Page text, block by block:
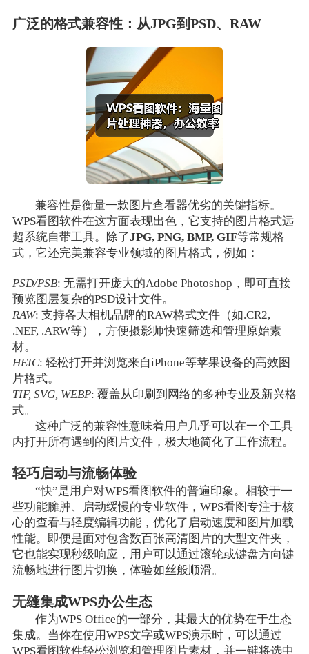
广泛的格式兼容性：从JPG到PSD、RAW
兼容性是衡量一款图片查看器优劣的关键指标。
WPS看图软件在这方面表现出色，它支持的图片格式远
超系统自带工具。除了JPG, PNG, BMP, GIF等常规格
式，它还完美兼容专业领域的图片格式，例如：
PSD/PSB: 无需打开庞大的Adobe Photoshop，即可直接
预览图层复杂的PSD设计文件。
RAW: 支持各大相机品牌的RAW格式文件（如.CR2,
.NEF, .ARW等），方便摄影师快速筛选和管理原始素
材。
HEIC: 轻松打开并浏览来自iPhone等苹果设备的高效图
片格式。
TIF, SVG, WEBP: 覆盖从印刷到网络的多种专业及新兴格
式。
这种广泛的兼容性意味着用户几乎可以在一个工具
内打开所有遇到的图片文件，极大地简化了工作流程。
轻巧启动与流畅体验
“快”是用户对WPS看图软件的普遍印象。相较于一
些功能臃肿、启动缓慢的专业软件，WPS看图专注于核
心的查看与轻度编辑功能，优化了启动速度和图片加载
性能。即便是面对包含数百张高清图片的大型文件夹，
它也能实现秒级响应，用户可以通过滚轮或键盘方向键
流畅地进行图片切换，体验如丝般顺滑。
无缝集成WPS办公生态
作为WPS Office的一部分，其最大的优势在于生态
集成。当你在使用WPS文字或WPS演示时，可以通过
WPS看图软件轻松浏览和管理图片素材，并一键将选中